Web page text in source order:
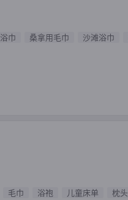
浴巾 桑拿用毛巾 沙滩浴巾
毛巾 浴袍 儿童床单
枕头